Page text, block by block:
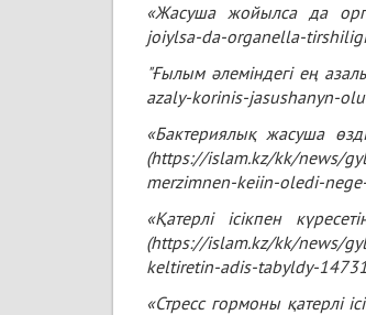
«Жасуша жойылса да
joiylsa-da-organella-
"Ғылым әлеміндегі ең
azaly-korinis-jasushanyn-
«Бактериялық жасуша
(https://islam.kz/kk/news/
merzimnen-keiin-oledi-
«Қатерлі ісікпен
(https://islam.kz/kk/news/
keltiretin-adis-tabyldy-
«Стресс гормоны қатерлі